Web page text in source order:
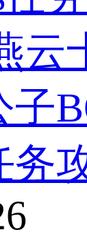
云
子
务